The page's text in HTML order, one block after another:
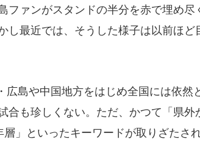
ファンがスタンドの半分を赤で埋め尽
し最近では、そうした様子は以前ほど
島や中国地方をはじめ全国には依然
合も珍しくない。ただ、かつて「県外
層」といったキーワードが取りざたさ